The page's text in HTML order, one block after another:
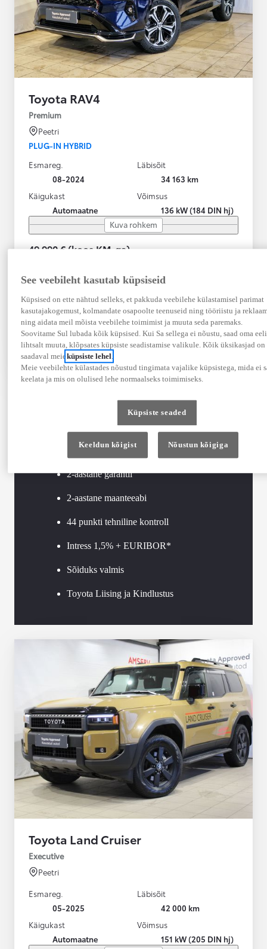
Toyota RAV4
Premium
Peetri
PLUG-IN HYBRID
Esmareg.
08-2024
Läbisõit
34 163 km
Käigukast
Automaatne
Võimsus
136 kW (184 DIN hj)
Kuva rohkem
49 990 € (koos KM-ga)
Periood: 60 kuud
Marginaal: 1.5%
EURIBOR (3 kuu euribor2026-06-15 seisuga):2,41%
Vaata autot
Võta ühendust
Võrdle Salvesta
Toyota Approved
2-aastane garantii
2-aastane maanteeabi
44 punkti tehniline kontroll
Intress 1,5% + EURIBOR*
Sõiduks valmis
Toyota Liising ja Kindlustus
Toyota Land Cruiser
Executive
Peetri
Esmareg.
05-2025
Läbisõit
42 000 km
Käigukast
Automaatne
Võimsus
151 kW (205 DIN hj)
See veebileht kasutab küpsiseid
Küpsised on ette nähtud selleks, et pakkuda veebilehe külastamisel parimat
kasutajakogemust, kolmandate osapoolte teenuseid ning tööriistu ja
ning aidata meil mõista veebilehe toimimist ja muuta seda paremaks.
Soovitame Sul lubada kõik küpsised. Kui Sa sellega ei nõustu, saad oma
lihtsalt muuta, klõpsates küpsiste seadistamise valikule. Kõik üksikasjad on
saadaval meieküpsiste lehel.
Meie veebilehte külastades nõustud tingimata vajalike küpsistega, mida ei
keelata ja mis on olulised lehe normaalseks toimimiseks.
Küpsiste seaded
Keeldun kõigist Nõustun kõigiga